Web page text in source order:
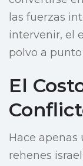
las fuerzas
intervenir, el
polvo a
El
Hace apenas
rehenes